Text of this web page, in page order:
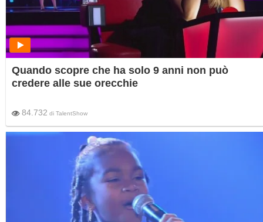
Quando scopre che ha solo 9 anni non può
credere alle sue orecchie
84.732 di TalentShow